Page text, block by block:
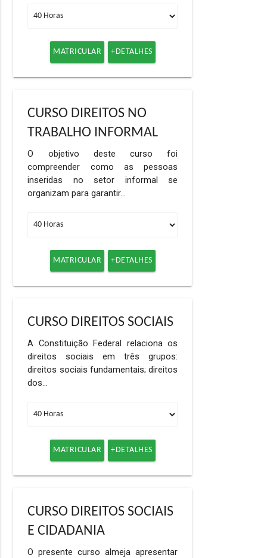
MATRICULAR +DETALHES
CURSO DIREITOS NO
TRABALHO INFORMAL
O objetivo deste curso foi
compreender como as pessoas
inseridas no setor informal se
organizam para garantir…
MATRICULAR +DETALHES
CURSO DIREITOS SOCIAIS
A Constituição Federal relaciona os
direitos sociais em três grupos:
direitos sociais fundamentais; direitos
dos…
MATRICULAR +DETALHES
CURSO DIREITOS SOCIAIS
E CIDADANIA
O presente curso almeja apresentar